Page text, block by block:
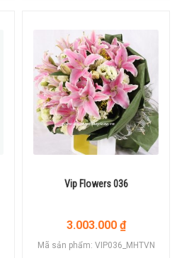
Vip Flowers 036
3.003.000 ₫
Mã sản phẩm: VIP036_MHTVN